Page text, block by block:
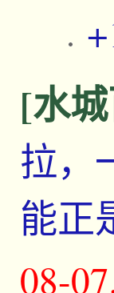
[水
拉，
能正
08-